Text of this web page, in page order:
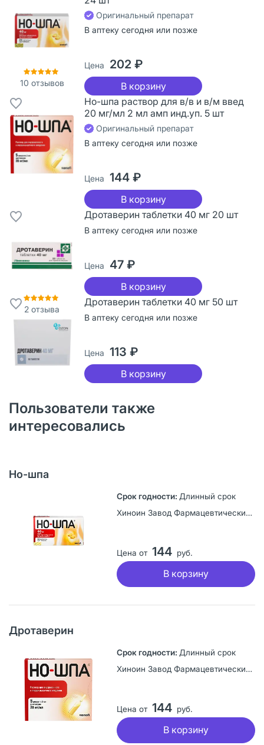
10 отзывов
Оригинальный препарат
В аптеку сегодня или позже
Цена 202 ₽
В корзину
Но-шпа раствор для в/в и в/м введ
20 мг/мл 2 мл амп инд.уп. 5 шт
Оригинальный препарат
В аптеку сегодня или позже
Цена 144 ₽
В корзину
2 отзыва
Дротаверин таблетки 40 мг 20 шт
В аптеку сегодня или позже
Цена 47 ₽
В корзину
Дротаверин таблетки 40 мг 50 шт
В аптеку сегодня или позже
Цена 113 ₽
В корзину
Пользователи также
интересовались
Но-шпа
Длинный срок
Хиноин Завод Фармацевтических и Химических пр-тов, Венгрия
Цена от 144 руб.
В корзину
Дротаверин
Длинный срок
Хиноин Завод Фармацевтических и Химических пр-тов, Венгрия
Цена от 144 руб.
В корзину